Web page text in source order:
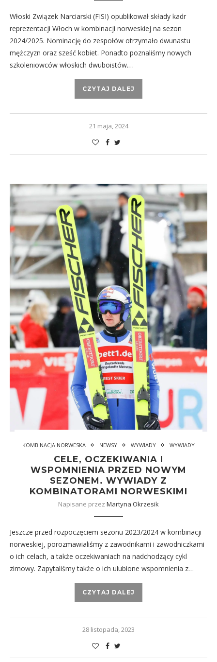
Włoski Związek Narciarski (FISI) opublikował składy kadr
reprezentacji Włoch w kombinacji norweskiej na sezon
2024/2025. Nominację do zespołów otrzymało dwunastu
mężczyzn oraz sześć kobiet. Ponadto poznaliśmy nowych
szkoleniowców włoskich dwuboistów.…
CZYTAJ DALEJ
21 maja, 2024
KOMBINACJA NORWESKA NEWSY WYWIADY WYWIADY
CELE, OCZEKIWANIA I
WSPOMNIENIA PRZED NOWYM
SEZONEM. WYWIADY Z
KOMBINATORAMI NORWESKIMI
Napisane przez Martyna Okrzesik
Jeszcze przed rozpoczęciem sezonu 2023/2024 w kombinacji
norweskiej, porozmawialiśmy z zawodnikami i zawodniczkami
o ich celach, a także oczekiwaniach na nadchodzący cykl
zimowy. Zapytaliśmy także o ich ulubione wspomnienia z…
CZYTAJ DALEJ
28 listopada, 2023